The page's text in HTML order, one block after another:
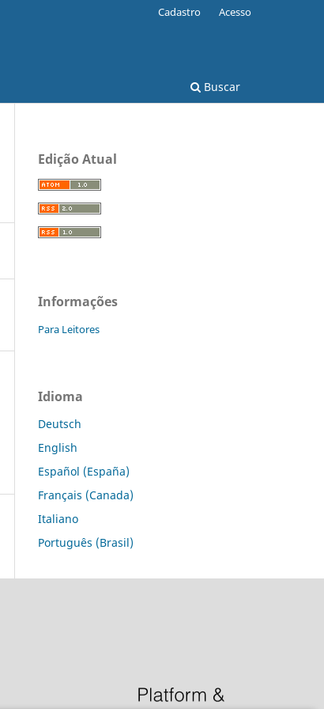
Buscar
Cadastro Acesso
Edição Atual
Informações
Para Leitores
Idioma
Deutsch
English
Español (España)
Français (Canada)
Italiano
Português (Brasil)